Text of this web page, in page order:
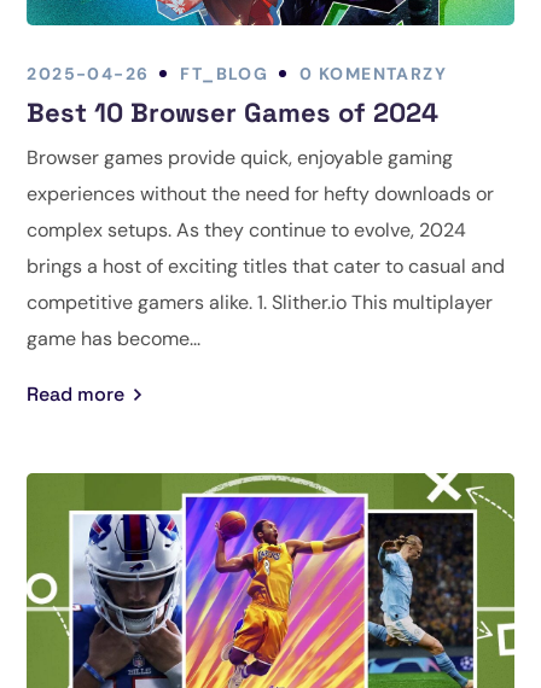
2025-04-26 FT_BLOG 0 KOMENTARZY
Best 10 Browser Games of 2024
Browser games provide quick, enjoyable gaming
experiences without the need for hefty downloads or
complex setups. As they continue to evolve, 2024
brings a host of exciting titles that cater to casual and
competitive gamers alike. 1. Slither.io This multiplayer
game has become...
Read more